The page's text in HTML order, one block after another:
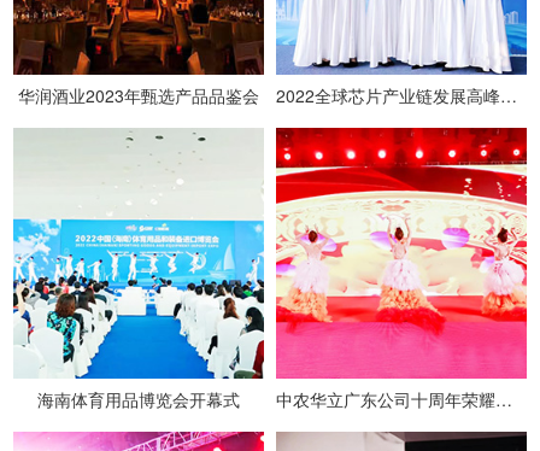
华润酒业2023年甄选产品品鉴会 2022全球芯片产业链发展高峰论坛
海南体育用品博览会开幕式 中农华立广东公司十周年荣耀盛典